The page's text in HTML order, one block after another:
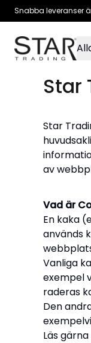
Snabba leveranser
Star
Star
av
Vad är
En kaka
används
Vanliga
exempel
raderas
Den
Läs